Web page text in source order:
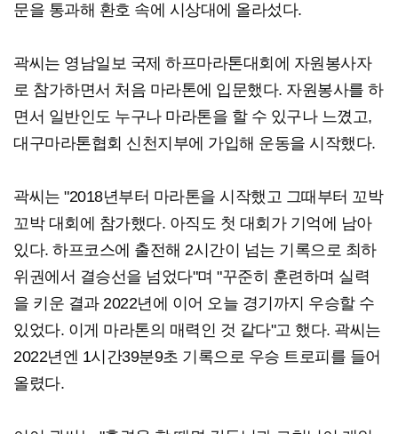
문을 통과해 환호 속에 시상대에 올라섰다.
곽씨는 영남일보 국제 하프마라톤대회에 자원봉사자
로 참가하면서 처음 마라톤에 입문했다. 자원봉사를 하
면서 일반인도 누구나 마라톤을 할 수 있구나 느꼈고,
대구마라톤협회 신천지부에 가입해 운동을 시작했다.
곽씨는 "2018년부터 마라톤을 시작했고 그때부터 꼬박
꼬박 대회에 참가했다. 아직도 첫 대회가 기억에 남아
있다. 하프코스에 출전해 2시간이 넘는 기록으로 최하
위권에서 결승선을 넘었다"며 "꾸준히 훈련하며 실력
을 키운 결과 2022년에 이어 오늘 경기까지 우승할 수
있었다. 이게 마라톤의 매력인 것 같다"고 했다. 곽씨는
2022년엔 1시간39분9초 기록으로 우승 트로피를 들어
올렸다.